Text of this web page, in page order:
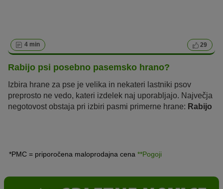
4 min 29
Rabijo psi posebno pasemsko hrano?
Izbira hrane za pse je velika in nekateri lastniki psov
preprosto ne vedo, kateri izdelek naj uporabljajo. Največja
negotovost obstaja pri izbiri pasmi primerne hrane: Rabijo
*PMC = priporočena maloprodajna cena **Pogoji